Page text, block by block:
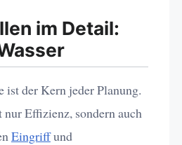
im Detail:
ist der Kern jeder Planung.
Effizienz, sondern auch
Eingriffund